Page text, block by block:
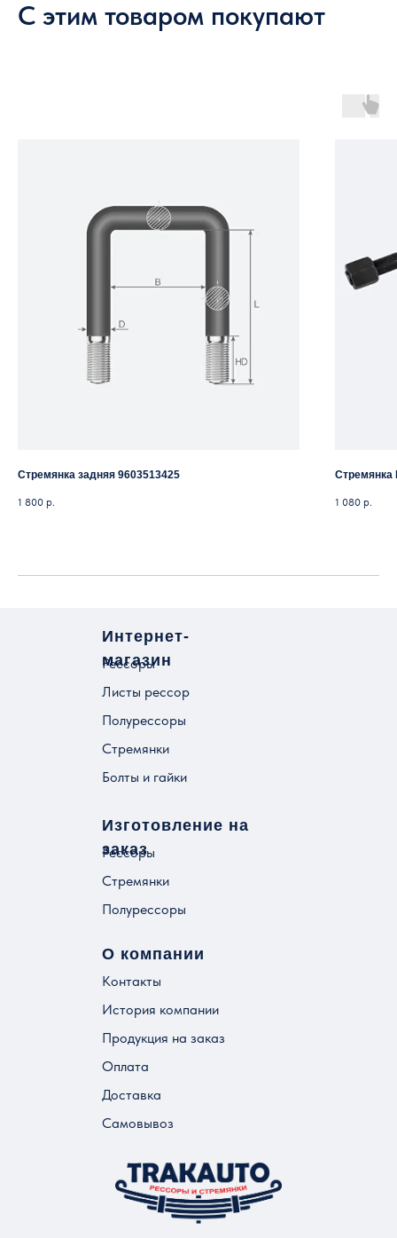
С этим товаром покупают
Стремянка задняя 9603513425
1 800 р.
Стремянка
1 080 р.
Интернет-
магазин
Рессоры
Листы рессор
Полурессоры
Стремянки
Болты и гайки
Изготовление на
заказ
Рессоры
Стремянки
Полурессоры
О компании
Контакты
История компании
Продукция на заказ
Оплата
Доставка
Самовывоз